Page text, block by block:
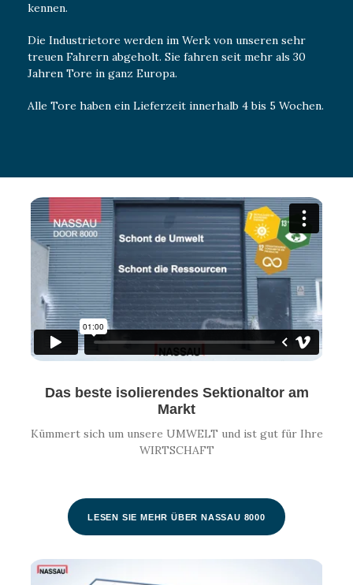
kennen.
Die Industrietore werden im Werk von unseren sehr
treuen Fahrern abgeholt. Sie fahren seit mehr als 30
Jahren Tore in ganz Europa.
Alle Tore haben ein Lieferzeit innerhalb 4 bis 5 Wochen.
Das beste isolierendes Sektionaltor am
Markt
Kümmert sich um unsere UMWELT und ist gut für Ihre
WIRTSCHAFT
LESEN SIE MEHR ÜBER NASSAU 8000